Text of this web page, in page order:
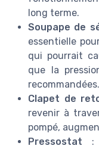
long terme.
Soupape de
essentielle
qui pourrait
que la
recommandées.
Clapet de
revenir à
pompé,
Pressostat :